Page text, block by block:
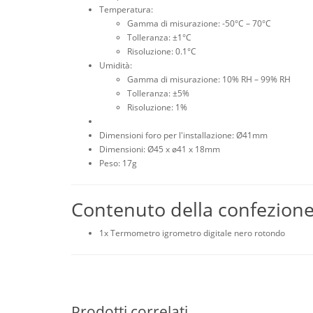
Temperatura:
Gamma di misurazione: -50°C – 70°C
Tolleranza: ±1°C
Risoluzione: 0.1°C
Umidità:
Gamma di misurazione: 10% RH – 99% RH
Tolleranza: ±5%
Risoluzione: 1%
Dimensioni foro per l'installazione: Ø41mm
Dimensioni: Ø45 x ø41 x 18mm
Peso: 17g
Contenuto della
1x Termometro igrometro digitale nero rotondo